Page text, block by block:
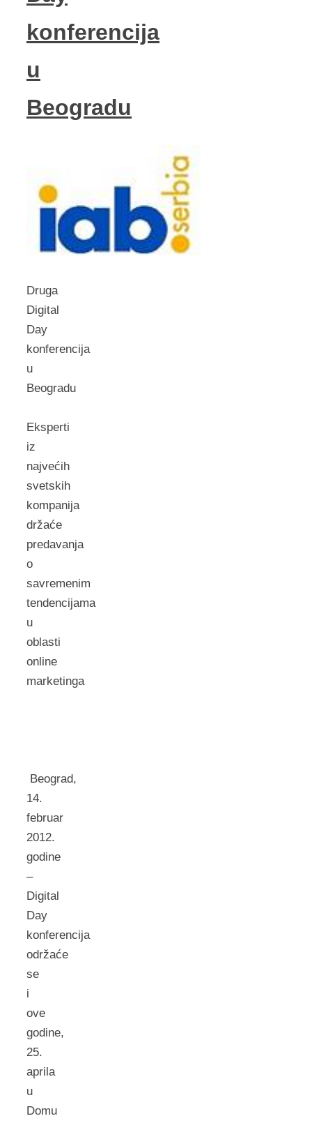
konferencija
u
Beogradu
Druga
Digital
Day
konferencija
u
Beogradu
Eksperti
iz
najvećih
svetskih
kompanija
držaće
predavanja
o
savremenim
tendencijama
u
oblasti
online
marketinga
Beograd,
14.
februar
2012.
godine
–
Digital
Day
konferencija
održaće
se
i
ove
godine,
25.
aprila
u
Domu